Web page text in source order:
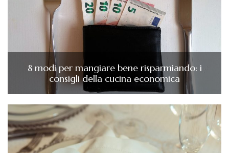
8 modi per mangiare bene risparmiando: i
consigli della cucina economica